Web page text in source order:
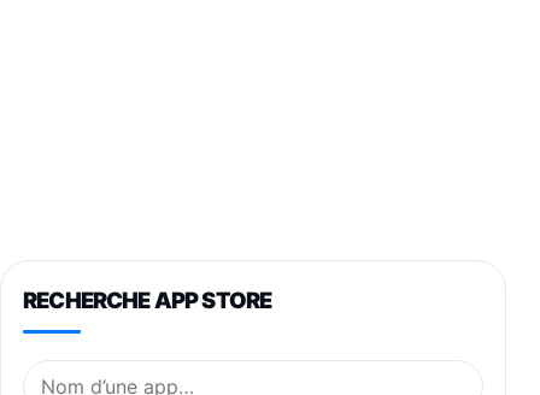
RECHERCHE APP STORE
Nom de l’application